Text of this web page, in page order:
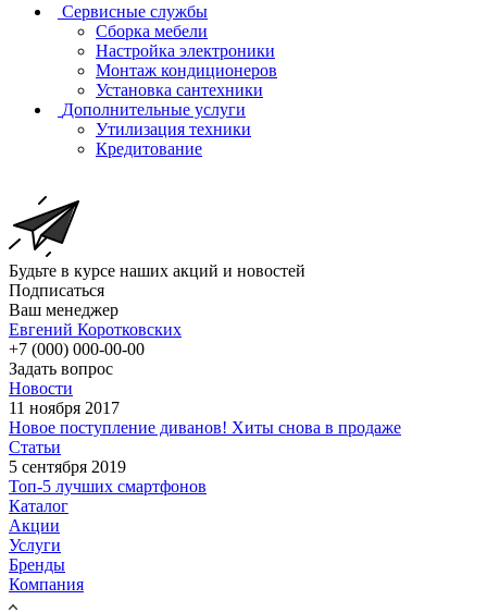
Сервисные службы
Сборка мебели
Настройка электроники
Монтаж кондиционеров
Установка сантехники
Дополнительные услуги
Утилизация техники
Кредитование
Будьте в курсе наших акций и новостей
Подписаться
Ваш менеджер
Евгений Коротковских
+7 (000) 000-00-00
Задать вопрос
Новости
11 ноября 2017
Новое поступление диванов! Хиты снова в продаже
Статьи
5 сентября 2019
Топ-5 лучших смартфонов
Каталог
Акции
Услуги
Бренды
Компания